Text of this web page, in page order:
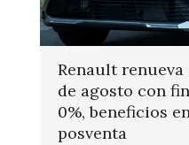
Renault
de agosto con
0%, beneficios
posventa